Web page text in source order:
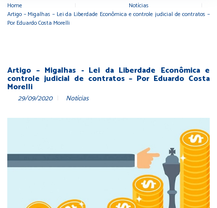
Home Notícias
Artigo – Migalhas – Lei da Liberdade Econômica e controle judicial de contratos –
Por Eduardo Costa Morelli
Artigo – Migalhas - Lei da Liberdade Econômica e
controle judicial de contratos – Por Eduardo Costa
Morelli
29/09/2020 Notícias